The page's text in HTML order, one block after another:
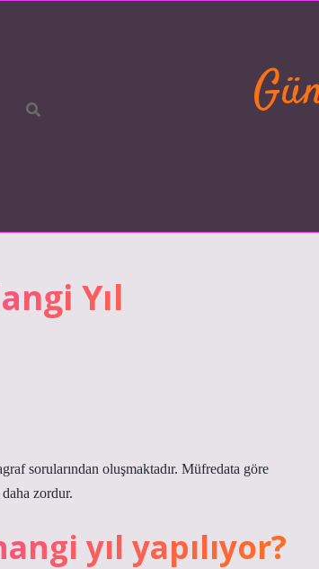
Yıl
sorularından oluşmaktadır. Müfredata göre
zordur.
yıl yapılıyor?